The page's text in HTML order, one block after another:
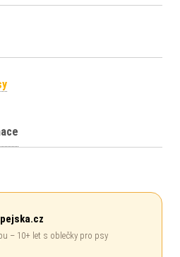
– 10+ let s oblečky pro psy